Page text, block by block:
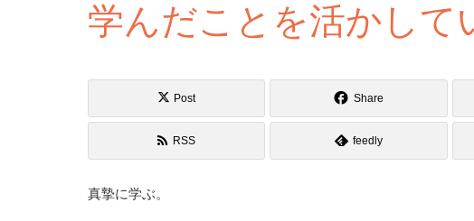
学んだことを活かして
Post Share
RSS feedly
真摯に学ぶ。